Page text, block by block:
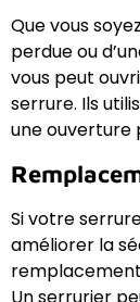
Que vous
perdue ou
vous peut
serrure. Ils
une ouverture
Si votre
améliorer la